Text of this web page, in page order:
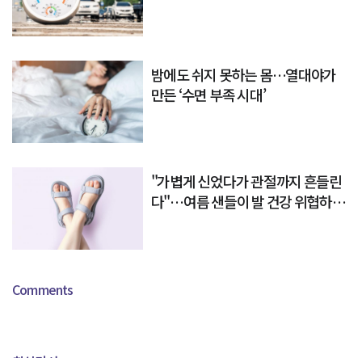
밤에도 쉬지 못하는 몸…열대야가
만든 ‘수면 부족 시대’
"가볍게 신었다가 관절까지 흔들린
다"…여름 샌들이 발 건강 위협하는
Comments